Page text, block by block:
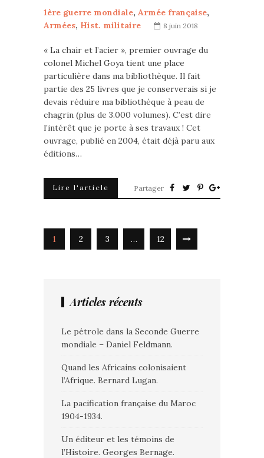
1ère guerre mondiale, Armée française,
Armées, Hist. militaire 8 juin 2018
« La chair et l’acier », premier ouvrage du
colonel Michel Goya tient une place
particulière dans ma bibliothèque. Il fait
partie des 25 livres que je conserverais si je
devais réduire ma bibliothèque à peau de
chagrin (plus de 3.000 volumes). C’est dire
l’intérêt que je porte à ses travaux ! Cet
ouvrage, publié en 2004, était déjà paru aux
éditions…
Lire l'article Partager
1 2 3 … 12
Articles récents
Le pétrole dans la Seconde Guerre
mondiale – Daniel Feldmann.
Quand les Africains colonisaient
l’Afrique. Bernard Lugan.
La pacification française du Maroc
1904-1934.
Un éditeur et les témoins de
l’Histoire. Georges Bernage.